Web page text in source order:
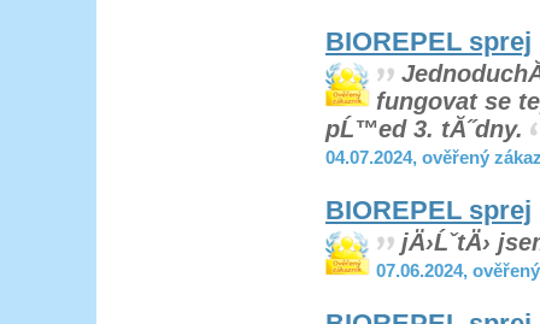
BIOREPEL sprej
fungovat se
pĹ™ed 3. tĂ˝dny.
04.07.2024, ověřený
BIOREPEL sprej
jÄ›ĹˇtÄ›
07.06.2024,